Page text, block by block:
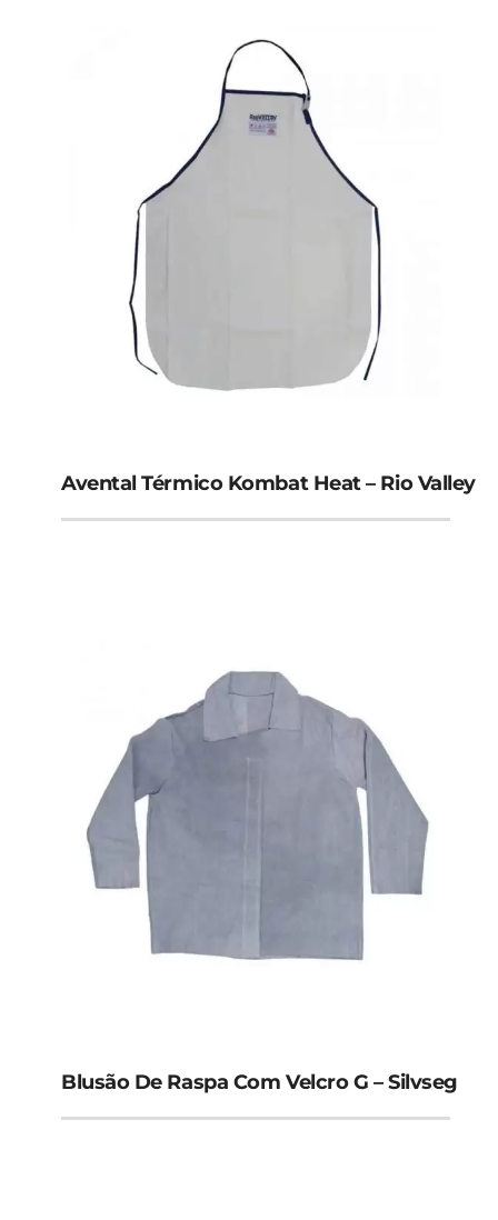
Avental Térmico Kombat Heat – Rio Valley
Blusão De Raspa Com Velcro G – Silvseg